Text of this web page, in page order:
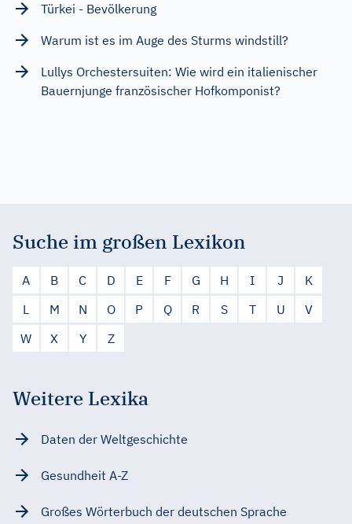
Türkei - Bevölkerung
Warum ist es im Auge des Sturms windstill?
Lullys Orchestersuiten: Wie wird ein italienischer
Bauernjunge französischer Hofkomponist?
Suche im großen Lexikon
A B C D E F G H I J
K
L
M N O P Q R S T U
V
W
X Y Z
Weitere Lexika
Daten der Weltgeschichte
Gesundheit A-Z
Großes Wörterbuch der deutschen Sprache